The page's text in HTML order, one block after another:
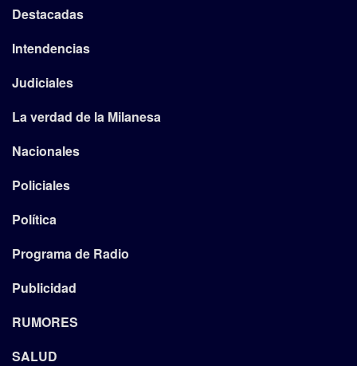
Destacadas
Intendencias
Judiciales
La verdad de la Milanesa
Nacionales
Policiales
Política
Programa de Radio
Publicidad
RUMORES
SALUD